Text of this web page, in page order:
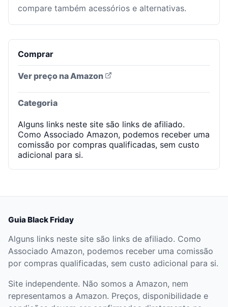
compare também acessórios e alternativas.
Comprar
Ver preço na Amazon
Categoria
Alguns links neste site são links de afiliado.
Como Associado Amazon, podemos receber uma
comissão por compras qualificadas, sem custo
adicional para si.
Guia Black Friday
Alguns links neste site são links de afiliado. Como
Associado Amazon, podemos receber uma comissão
por compras qualificadas, sem custo adicional para si.
Site independente. Não somos a Amazon, nem
representamos a Amazon. Preços, disponibilidade e